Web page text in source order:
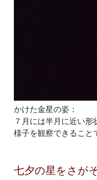
かけた金星の姿：
７月には半月に近い
様子を観察できること
七夕の星をさが